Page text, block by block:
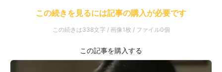
この続きを見るには記事の購入が必要です
この続きは338文字 / 画像1枚 / ファイル0個